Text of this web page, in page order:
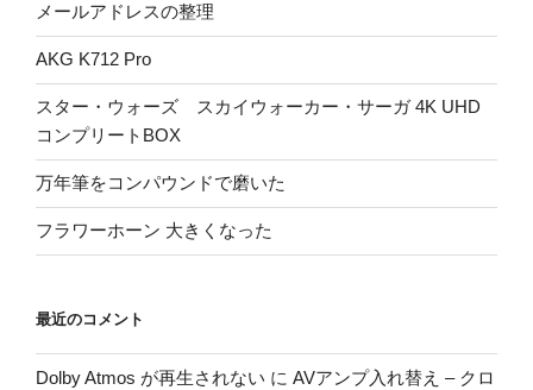
メールアドレスの整理
AKG K712 Pro
スター・ウォーズ スカイウォーカー・サーガ 4K UHD
コンプリートBOX
万年筆をコンパウンドで磨いた
フラワーホーン 大きくなった
最近のコメント
Dolby Atmos が再生されない に AVアンプ入れ替え – クロ